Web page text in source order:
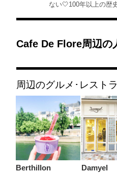
ない🤍100年以上の歴
Cafe De Flore周辺の
周辺のグルメ･レスト
Berthillon Damyel